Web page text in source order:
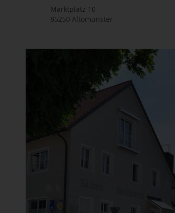
Marktplatz 10
85250 Altomünster